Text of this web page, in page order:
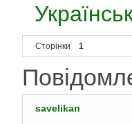
Сторінки 1
savelikan